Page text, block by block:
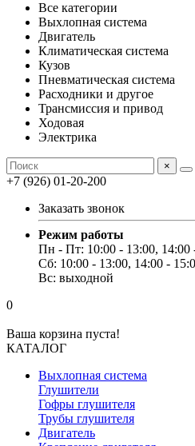
Все категории
Выхлопная система
Двигатель
Климатическая система
Кузов
Пневматическая система
Расходники и другое
Трансмиссия и привод
Ходовая
Электрика
×
+7 (926) 01-20-200
Заказать звонок
Режим работы
Пн - Пт: 10:00 - 13:00, 14:00
Сб: 10:00 - 13:00, 14:00 -
Вс: выходной
0
Ваша корзина пуста!
КАТАЛОГ
Выхлопная система
Глушители
Гофры глушителя
Трубы глушителя
Двигатель